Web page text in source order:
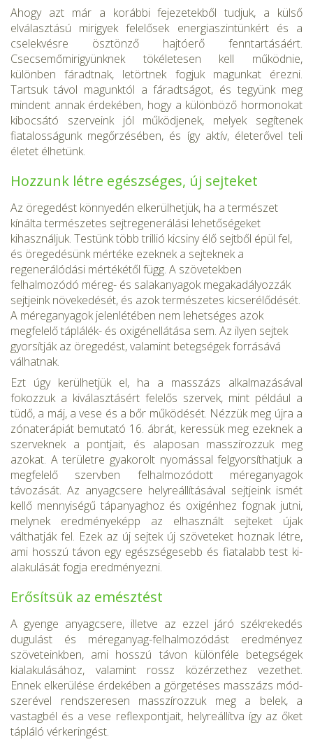
Ahogy azt már a korábbi fejezetekből tudjuk, a külső
elválasztású mirigyek felelősek energiaszintünkért és a
cselekvésre ösztönző hajtó­erő fenntartásáért.
Csecsemőmirigyünknek tökéletesen kell működ­nie,
különben fáradtnak, letörtnek fogjuk magunkat érezni.
Tartsuk távol magunktól a fáradtságot, és tegyünk meg
mindent annak érde­kében, hogy a különböző hormonokat
kibocsátó szerveink jól működ­jenek, melyek segítenek
fiatalosságunk megőrzésében, és így aktív, életerővel teli
életet élhetünk.
Hozzunk létre egészséges, új sejteket
Az öregedést könnyedén elkerülhetjük, ha a természet
kínálta ter­mészetes sejtregenerálási lehetőségeket
kihasználjuk. Testünk több trillió kicsiny élő sejtből épül fel,
és öregedésünk mértéke ezeknek a sejteknek a
regenerálódási mértékétől függ. A szövetekben
felhalmozódó méreg- és salakanyagok megakadályozzák
sejtjeink növeke­dését, és azok természetes kicserélődését.
A méreganyagok jelenlé­tében nem lehetséges azok
megfelelő táplálék- és oxigénellátása sem. Az ilyen sejtek
gyorsítják az öregedést, valamint betegségek forrásává
válhatnak.
Ezt úgy kerülhetjük el, ha a masszázs alkalmazásával
fokozzuk a kiválasztásért felelős szervek, mint például a
tüdő, a máj, a vese és a bőr működését. Nézzük meg újra a
zónaterápiát bemutató 16. ábrát, keressük meg ezeknek a
szerveknek a pontjait, és alaposan masszírozzuk meg
azokat. A területre gyakorolt nyomással felgyorsíthat­juk a
megfelelő szervben felhalmozódott méreganyagok
távozását. Az anyagcsere helyreállításával sejtjeink ismét
kellő mennyiségű táp­anyaghoz és oxigénhez fognak jutni,
melynek eredményeképp az el­használt sejteket újak
válthatják fel. Ezek az új sejtek új szöveteket hoznak létre,
ami hosszú távon egy egészségesebb és fiatalabb test ki­
alakulását fogja eredményezni.
Erősítsük az emésztést
A gyenge anyagcsere, illetve az ezzel járó székrekedés
dugulást és mé­reganyag-felhalmozódást eredményez
szöveteinkben, ami hosszú tá­von különféle betegségek
kialakulásához, valamint rossz közérzethez vezethet.
Ennek elkerülése érdekében a görgetéses masszázs mód­
szerével rendszeresen masszírozzuk meg a belek, a
vastagbél és a ve­se reflexpontjait, helyreállítva így az őket
tápláló vérkeringést.